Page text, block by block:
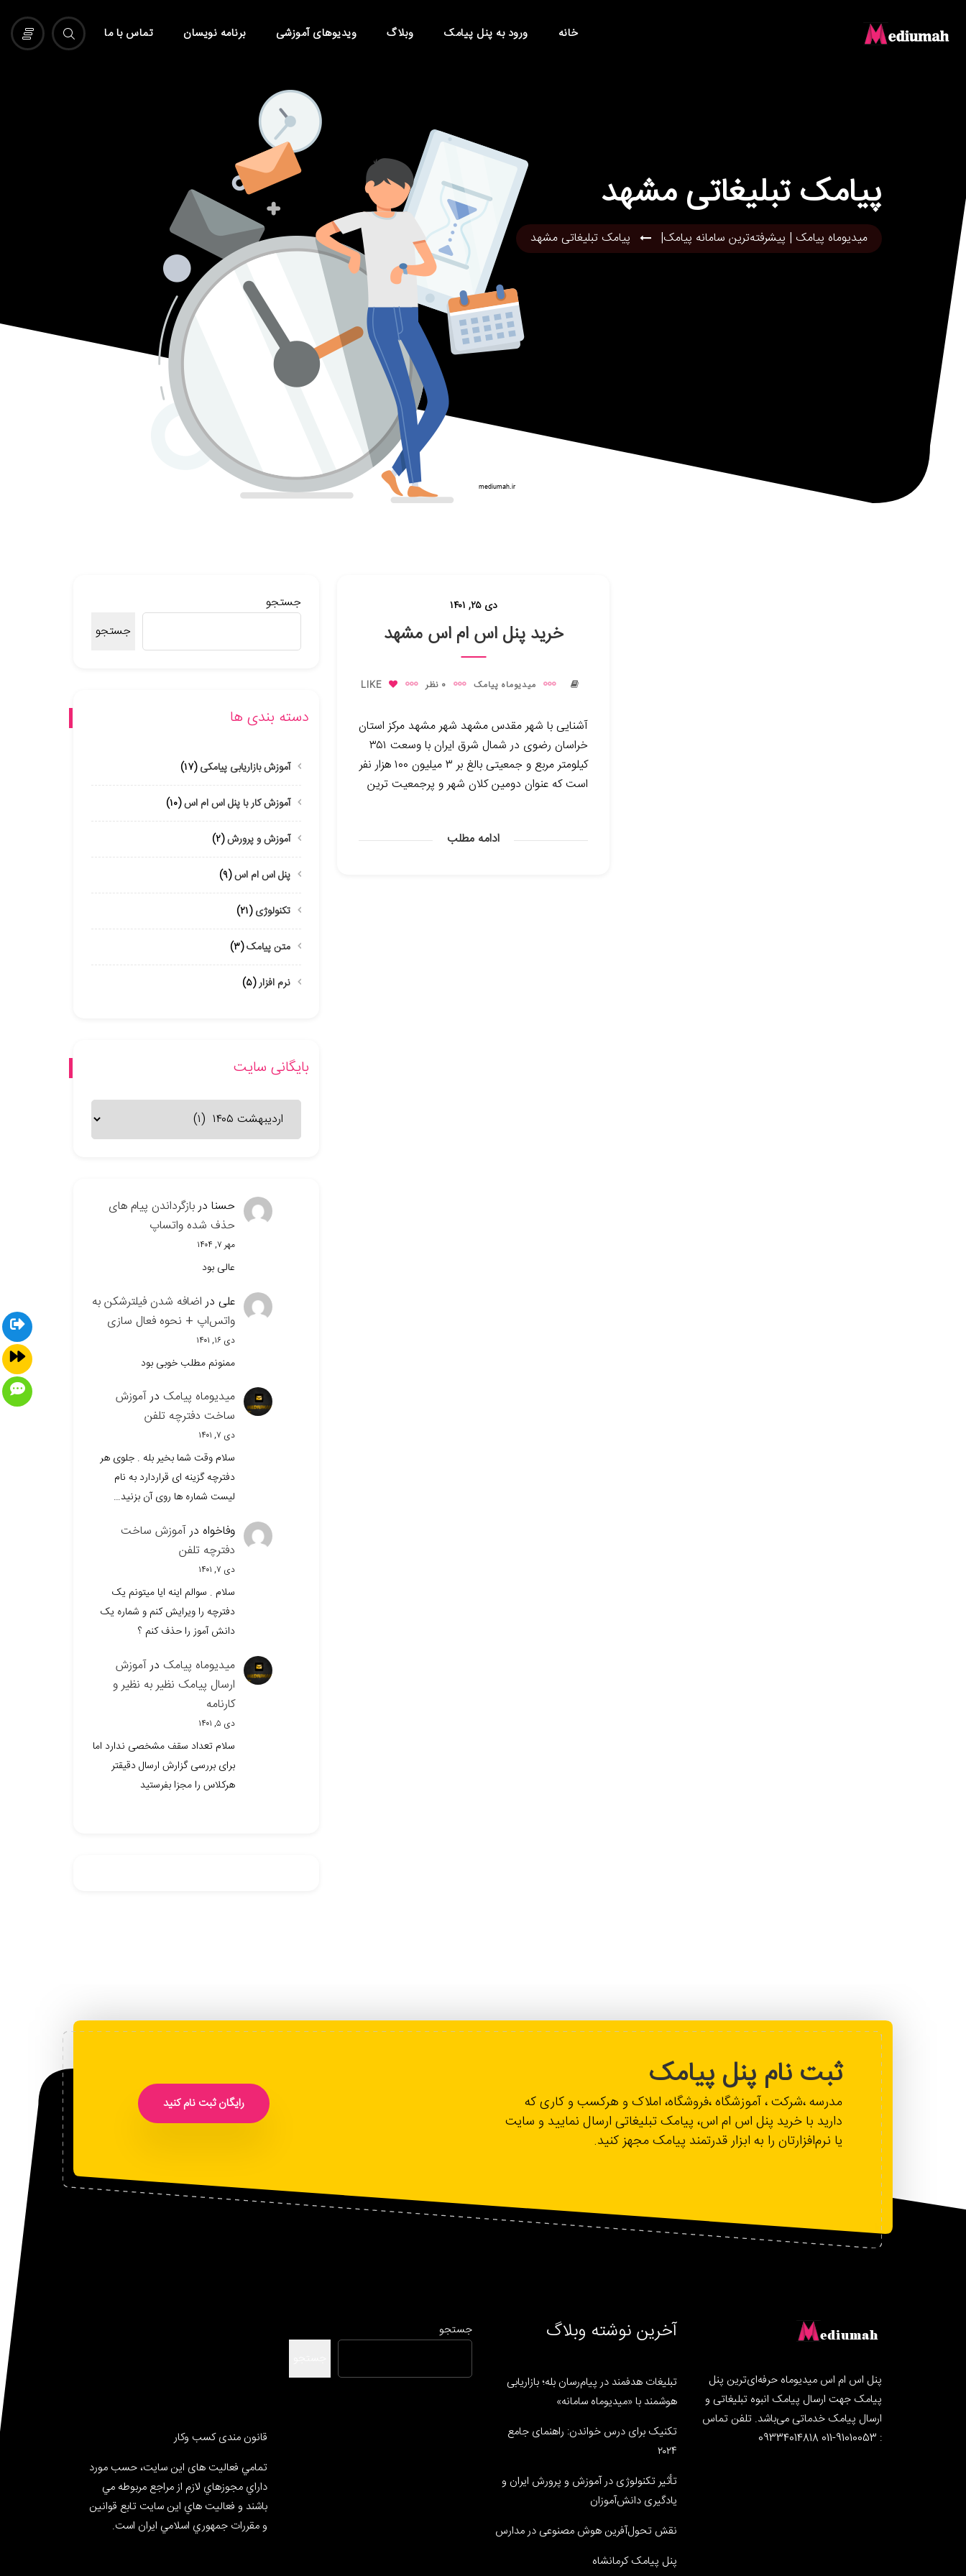
خانه ورود به پنل پیامک وبلاگ ویدیوهای آموزشی برنامه نویسان تماس با ما
پیامک تبلیغاتی مشهد
میدیوماه پیامک | پیشرفته‌ترین سامانه پیامک| پیامک تبلیغاتی مشهد
دی ۲۵, ۱۴۰۱
خرید پنل اس ام اس مشهد
میدیوماه پیامک 0 نظر LIKE
آشنایی با شهر مقدس مشهد شهر مشهد مرکز استان
خراسان رضوی در شمال شرق ایران با وسعت ۳۵۱
کیلومتر مربع و جمعیتی بالغ بر ۳ میلیون ۱۰۰ هزار نفر
است که عنوان دومین کلان شهر و پرجمعیت ترین
ادامه مطلب
جستجو
جستجو
دسته بندی ها
آموزش بازاریابی پیامکی(۱۷)
آموزش کار با پنل اس ام اس(۱۰)
آموزش و پرورش(۲)
پنل اس ام اس(۹)
تکنولوژی(۲۱)
متن پیامک(۳)
نرم افزار(۵)
بایگانی سایت
سایت
حسنا دربازگرداندن پیام های
حذف شده واتساپ
مهر ۷, ۱۴۰۴
عالی بود
علی دراضافه شدن فیلترشکن به
واتس‌اپ + نحوه فعال سازی
دی ۱۶, ۱۴۰۱
ممنونم مطلب خوبی بود
میدیوماه پیامک درآموزش
ساخت دفترچه تلفن
دی ۷, ۱۴۰۱
سلام وقت شما بخیر بله . جلوی هر
دفترچه گزینه ای قراردارد به نام
لیست شماره ها روی آن بزنید…
وفاخواه درآموزش ساخت
دفترچه تلفن
دی ۷, ۱۴۰۱
سلام . سوالم اینه ایا میتونم یک
دفترچه را ویرایش کنم و شماره یک
دانش آموز را حذف کنم ؟
میدیوماه پیامک درآموزش
ارسال پیامک نظیر به نظیر و
کارنامه
دی ۵, ۱۴۰۱
سلام تعداد سقف مشخصی ندارد اما
برای بررسی گزارش ارسال دقیقتر
هرکلاس را مجزا بفرستید
ثبت نام پنل پیامک
مدرسه ،شرکت ، آموزشگاه ،فروشگاه، املاک و هرکسب و کاری که
دارید با خرید پنل اس ام اس، پیامک تبلیغاتی ارسال نمایید و سایت
یا نرم‌افزارتان را به ابزار قدرتمند پیامک مجهز کنید.
رایگان ثبت نام کنید
پنل اس ام اس میدیوماه حرفه‌ای‌ترین پنل
پیامک جهت ارسال پیامک انبوه تبلیغاتی و
ارسال پیامک خدماتی می‌باشد. تلفن تماس
: 91010053-011 09334014818
آخرین نوشته وبلاگ
تبلیغات هدفمند در پیام‌رسان بله؛ بازاریابی
هوشمند با «میدیوماه سامانه»
تکنیک برای درس خواندن: راهنمای جامع
۲۰۲۴
تأثیر تکنولوژی در آموزش و پرورش ایران و
یادگیری دانش‌آموزان
نقش تحول‌آفرین هوش مصنوعی در مدارس
پنل پیامک کرمانشاه
جستجو
قانون مندی کسب وکار
تمامي فعالیت های این سایت، حسب مورد
داراي مجوزهاي لازم از مراجع مربوطه مي
باشند و فعاليت هاي اين سايت تابع قوانين
و مقررات جمهوري اسلامي ايران است.